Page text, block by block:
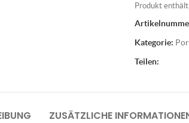
Produkt
Kategorie:
Teilen:
ZUSÄTZLICHE